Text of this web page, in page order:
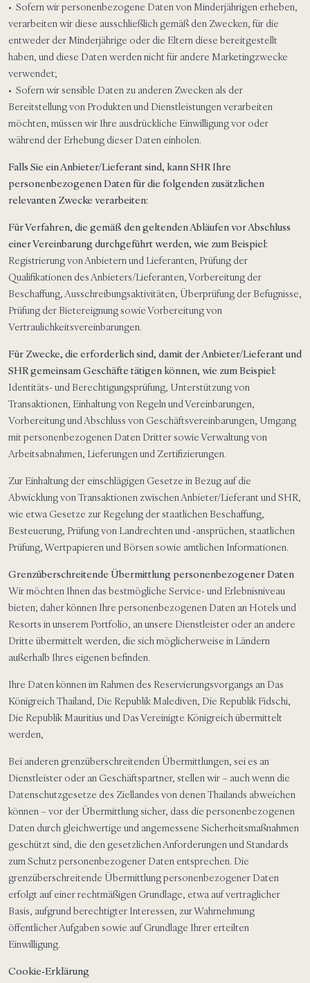
• Sofern wir personenbezogene Daten von Minderjährigen erheben,
verarbeiten wir diese ausschließlich gemäß den Zwecken, für die
entweder der Minderjährige oder die Eltern diese bereitgestellt
haben, und diese Daten werden nicht für andere Marketingzwecke
verwendet;
• Sofern wir sensible Daten zu anderen Zwecken als der
Bereitstellung von Produkten und Dienstleistungen verarbeiten
möchten, müssen wir Ihre ausdrückliche Einwilligung vor oder
während der Erhebung dieser Daten einholen.
Falls Sie ein Anbieter/Lieferant sind, kann SHR Ihre
personenbezogenen Daten für die folgenden zusätzlichen
relevanten Zwecke verarbeiten:
Für Verfahren, die gemäß den geltenden Abläufen vor Abschluss
einer Vereinbarung durchgeführt werden, wie zum Beispiel:
Registrierung von Anbietern und Lieferanten, Prüfung der
Qualifikationen des Anbieters/Lieferanten, Vorbereitung der
Beschaffung, Ausschreibungsaktivitäten, Überprüfung der Befugnisse,
Prüfung der Bietereignung sowie Vorbereitung von
Vertraulichkeitsvereinbarungen.
Für Zwecke, die erforderlich sind, damit der Anbieter/Lieferant und
SHR gemeinsam Geschäfte tätigen können, wie zum Beispiel:
Identitäts- und Berechtigungsprüfung, Unterstützung von
Transaktionen, Einhaltung von Regeln und Vereinbarungen,
Vorbereitung und Abschluss von Geschäftsvereinbarungen, Umgang
mit personenbezogenen Daten Dritter sowie Verwaltung von
Arbeitsabnahmen, Lieferungen und Zertifizierungen.
Zur Einhaltung der einschlägigen Gesetze in Bezug auf die
Abwicklung von Transaktionen zwischen Anbieter/Lieferant und SHR,
wie etwa Gesetze zur Regelung der staatlichen Beschaffung,
Besteuerung, Prüfung von Landrechten und -ansprüchen, staatlichen
Prüfung, Wertpapieren und Börsen sowie amtlichen Informationen.
Grenzüberschreitende Übermittlung personenbezogener Daten
Wir möchten Ihnen das bestmögliche Service- und Erlebnisniveau
bieten; daher können Ihre personenbezogenen Daten an Hotels und
Resorts in unserem Portfolio, an unsere Dienstleister oder an andere
Dritte übermittelt werden, die sich möglicherweise in Ländern
außerhalb Ihres eigenen befinden.
Ihre Daten können im Rahmen des Reservierungsvorgangs an Das
Königreich Thailand, Die Republik Malediven, Die Republik Fidschi,
Die Republik Mauritius und Das Vereinigte Königreich übermittelt
werden,
Bei anderen grenzüberschreitenden Übermittlungen, sei es an
Dienstleister oder an Geschäftspartner, stellen wir – auch wenn die
Datenschutzgesetze des Ziellandes von denen Thailands abweichen
können – vor der Übermittlung sicher, dass die personenbezogenen
Daten durch gleichwertige und angemessene Sicherheitsmaßnahmen
geschützt sind, die den gesetzlichen Anforderungen und Standards
zum Schutz personenbezogener Daten entsprechen. Die
grenzüberschreitende Übermittlung personenbezogener Daten
erfolgt auf einer rechtmäßigen Grundlage, etwa auf vertraglicher
Basis, aufgrund berechtigter Interessen, zur Wahrnehmung
öffentlicher Aufgaben sowie auf Grundlage Ihrer erteilten
Einwilligung.
Cookie-Erklärung